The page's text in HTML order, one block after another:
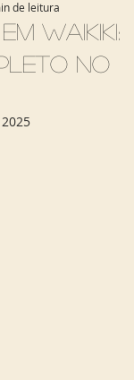
Waikiki:
no
de leitura